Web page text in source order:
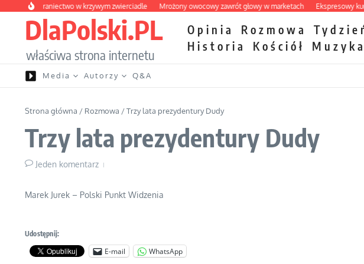
Przejdź do treści
wybraniectwo w krzywym zwierciadle Mrożony owocowy zawrót głowy w marketach Ekspresowy kurs
DlaPolski.PL
właściwa strona internetu
Opinia Rozmowa
Historia
Kościół Muzyka
Media Autorzy Q&A
Strona główna / Rozmowa /Trzy lata prezydentury Dudy
Trzy lata prezydentury Dudy
Jeden komentarz
Marek Jurek – Polski Punkt Widzenia
Udostępnij:
E-mail WhatsApp